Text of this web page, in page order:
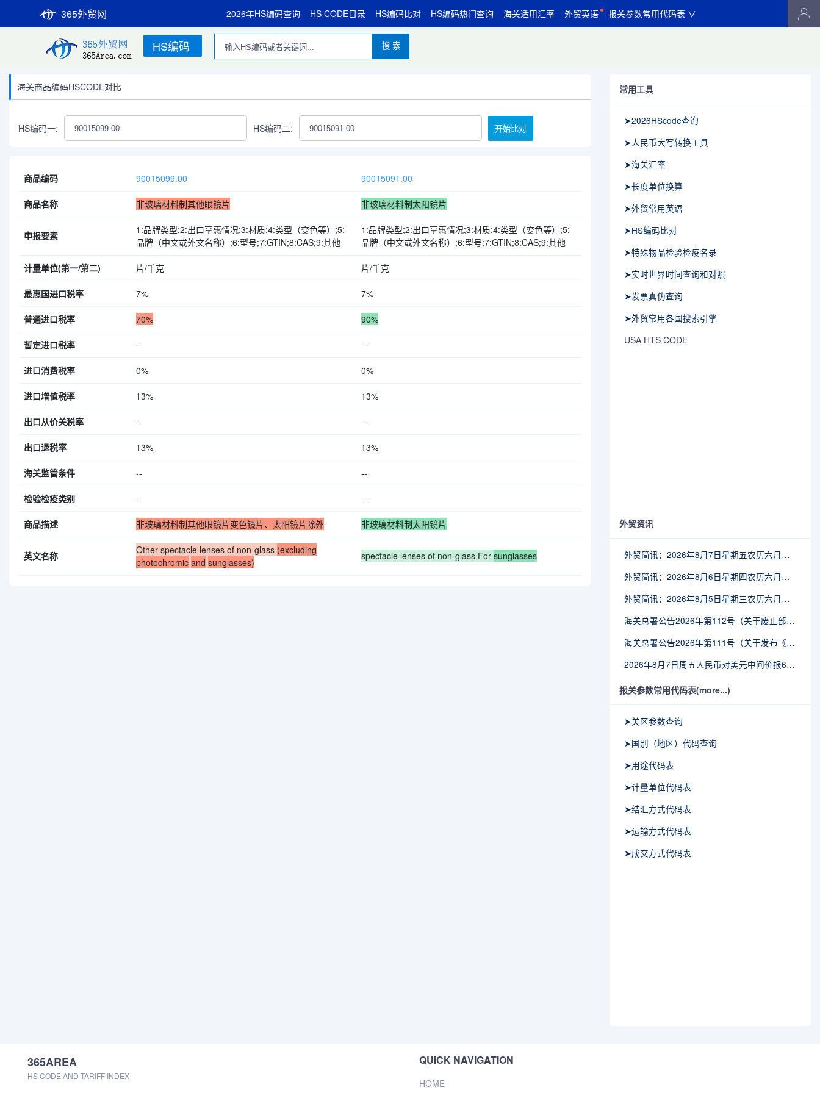
365外贸网 2026年HS编码查询 HS CODE目录 HS编码比对 HS编码热门查询 海关适用汇率 外贸英语 报关参数常用代码表 ∨
HS编码 搜 索
海关商品编码HSCODE对比
HS编码一: HS编码二: 开始比对
商品编码 90015099.00 90015091.00
商品名称 非玻璃材料制其他眼镜片 非玻璃材料制太阳镜片
申报要素
1:品牌类型;2:出口享惠情况;3:材质;4:类型（变色等）;5:
品牌（中文或外文名称）;6:型号;7:GTIN;8:CAS;9:其他
1:品牌类型;2:出口享惠情况;3:材质;4:类型（变色等）;5:
品牌（中文或外文名称）;6:型号;7:GTIN;8:CAS;9:其他
计量单位(第一/第二) 片/千克 片/千克
最惠国进口税率 7% 7%
普通进口税率 70% 90%
暂定进口税率 -- --
进口消费税率 0% 0%
进口增值税率 13% 13%
出口从价关税率 -- --
出口退税率 13% 13%
海关监管条件 -- --
检验检疫类别 -- --
商品描述 非玻璃材料制其他眼镜片变色镜片、太阳镜片除外 非玻璃材料制太阳镜片
英文名称 Other spectacle lenses of non-glass (excluding
photochromic and sunglasses)
spectacle lenses of non-glass For sunglasses
常用工具
➤2026HScode查询
➤人民币大写转换工具
➤海关汇率
➤长度单位换算
➤外贸常用英语
➤HS编码比对
➤特殊物品检验检疫名录
➤实时世界时间查询和对照
➤发票真伪查询
➤外贸常用各国搜索引擎
USA HTS CODE
外贸资讯
外贸简讯：2026年8月7日星期五农历六月廿五
外贸简讯：2026年8月6日星期四农历六月廿四
外贸简讯：2026年8月5日星期三农历六月廿三
海关总署公告2026年第112号（关于废止部分卫生检疫类规范性文件的公告）
海关总署公告2026年第111号（关于发布《进出境动植物检疫处理监督管理工作规定》《进出境卫生处理监督管理工作规定》的公告）
2026年8月7日周五人民币对美元中间价报6.7904调贬9个基点
报关参数常用代码表(more...)
➤关区参数查询
➤国别（地区）代码查询
➤用途代码表
➤计量单位代码表
➤结汇方式代码表
➤运输方式代码表
➤成交方式代码表
365AREA
HS CODE AND TARIFF INDEX
QUICK NAVIGATION
HOME